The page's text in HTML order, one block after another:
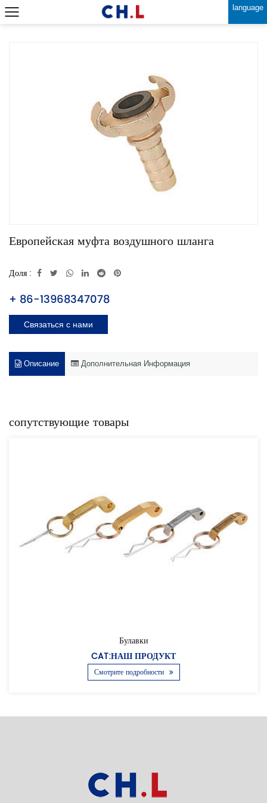
language
Европейская муфта воздушного шланга
Доля :
+ 86-13968347078
Связаться с нами
Описание Дополнительная Информация
сопутствующие товары
Булавки
CAT:НАШ ПРОДУКТ
Смотрите подробности